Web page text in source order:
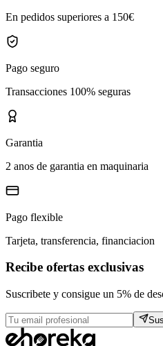
En pedidos superiores a 150€
Pago seguro
Transacciones 100% seguras
Garantia
2 anos de garantia en maquinaria
Pago flexible
Tarjeta, transferencia, financiacion
Recibe ofertas exclusivas
Suscribete y consigue un 5% de